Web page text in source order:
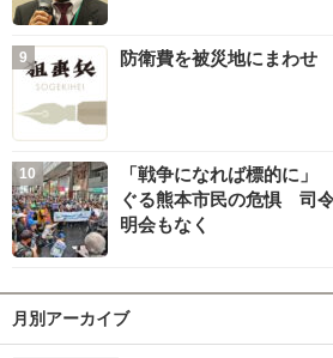
防衛費を被災地にまわせ
「戦争になれば標的に
ぐる熊本市民の危惧 司
明会もなく
月別アーカイブ